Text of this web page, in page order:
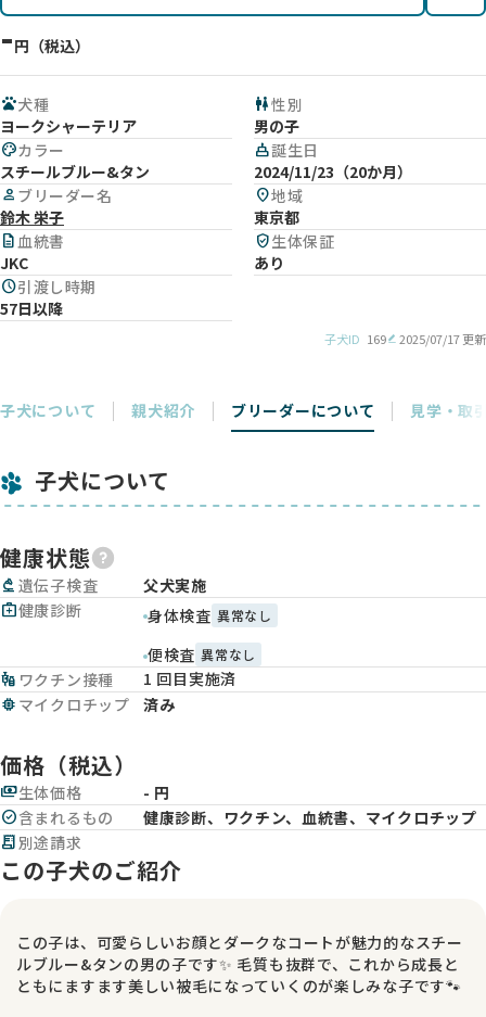
-円（税込）
pets犬種
ヨークシャーテリア
wc性別
男の子
paletteカラー
スチールブルー&タン
cake誕生日
2024/11/23（20か月）
person ブリーダー名
鈴木 栄子
location_on地域
東京都
description血統書
JKC
verified_user生体保証
あり
schedule引渡し時期
57日以降
子犬ID 169 2025/07/17 更新
子犬について 親犬紹介 ブリーダーについて 見学・取
子犬について
健康状態
biotech 遺伝子検査
父犬実施
medical_services健康診断 身体検査 異常なし
便検査 異常なし
vaccines ワクチン接種
1 回目実施済
memory マイクロチップ 済み
価格（税込）
payments生体価格
- 円
check_circle含まれるもの
健康診断、ワクチン、血統書、マイクロチップ
receipt_long別途請求
この子犬のご紹介
この子は、可愛らしいお顔とダークなコートが魅力的なスチー
ルブルー&タンの男の子です✨ 毛質も抜群で、これから成長と
ともにますます美しい被毛になっていくのが楽しみな子です🐾